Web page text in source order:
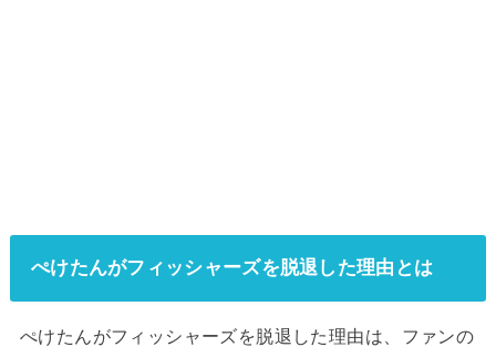
ぺけたんがフィッシャーズを脱退した理由とは
ぺけたんがフィッシャーズを脱退した理由は、ファンの